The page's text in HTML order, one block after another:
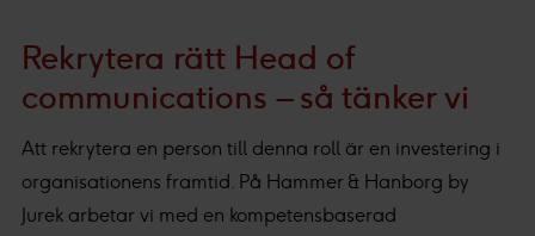
Rekrytera rätt Head of
communications – så tänker vi
Att rekrytera en person till denna roll är en investering i
organisationens framtid. På Hammer & Hanborg by
Jurek arbetar vi med en kompetensbaserad